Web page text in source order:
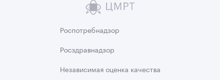
Роспотребнадзор
Росздравнадзор
Независимая оценка качества